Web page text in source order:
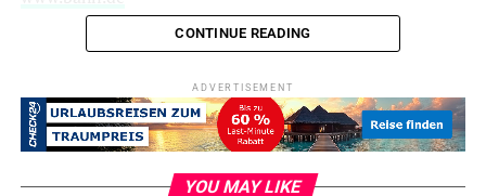
RELATED TOPICS: NEWS
UP NEXT
CONTINUE READING
ADVERTISEMENT
YOU MAY LIKE